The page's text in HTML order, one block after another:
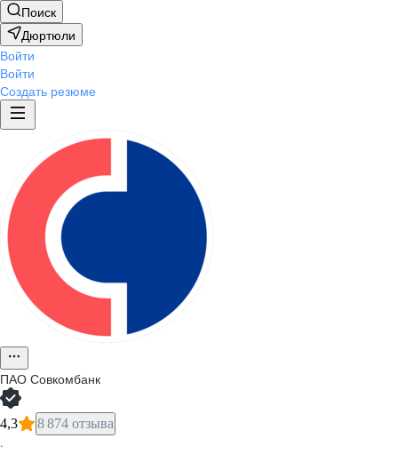
Поиск
Дюртюли
Войти
Войти
Создать резюме
ПАО Совкомбанк
4,3 8 874 отзыва
·